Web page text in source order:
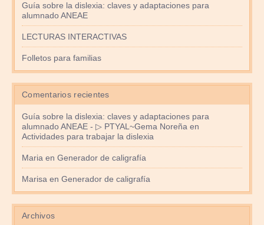
Guía sobre la dislexia: claves y adaptaciones para
alumnado ANEAE
LECTURAS INTERACTIVAS
Folletos para familias
Comentarios recientes
Guía sobre la dislexia: claves y adaptaciones para
alumnado ANEAE - ▷ PTYAL~Gema Noreña en
Actividades para trabajar la dislexia
Maria en Generador de caligrafía
Marisa en Generador de caligrafía
Archivos